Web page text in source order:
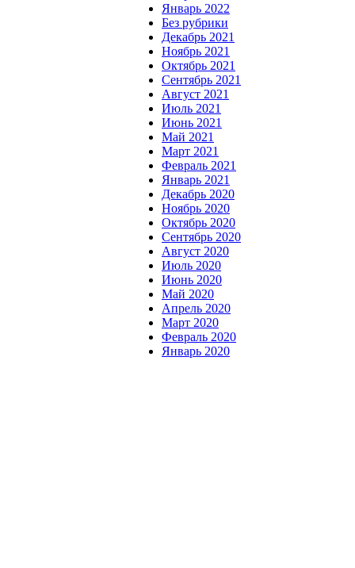
Январь 2022
Без рубрики
Декабрь 2021
Ноябрь 2021
Октябрь 2021
Сентябрь 2021
Август 2021
Июль 2021
Июнь 2021
Май 2021
Март 2021
Февраль 2021
Январь 2021
Декабрь 2020
Ноябрь 2020
Октябрь 2020
Сентябрь 2020
Август 2020
Июль 2020
Июнь 2020
Май 2020
Апрель 2020
Март 2020
Февраль 2020
Январь 2020